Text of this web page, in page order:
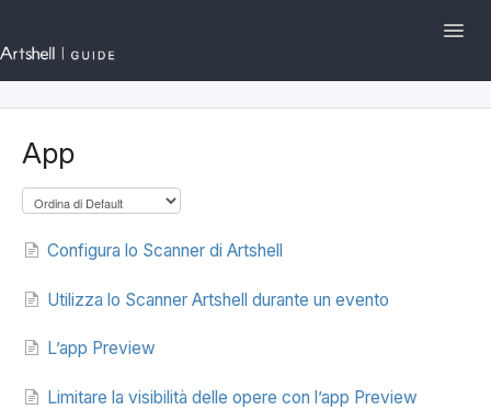
Artshell.eu
Sezioni e Funzionalità
App
Configura lo Scanner di Artshell
Utilizza lo Scanner Artshell durante un evento
L’app Preview
Limitare la visibilità delle opere con l’app Preview